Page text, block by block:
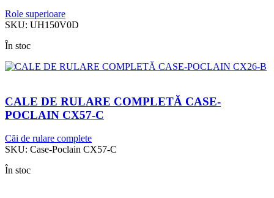
Role superioare
SKU: UH150V0D
În stoc
CALE DE RULARE COMPLETĂ CASE-
POCLAIN CX57-C
Căi de rulare complete
SKU: Case-Poclain CX57-C
În stoc